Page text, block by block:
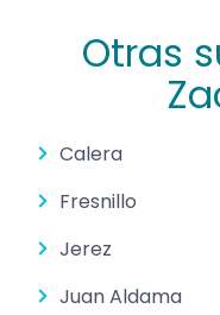
Otras
Calera
Fresnillo
Jerez
Juan Aldama